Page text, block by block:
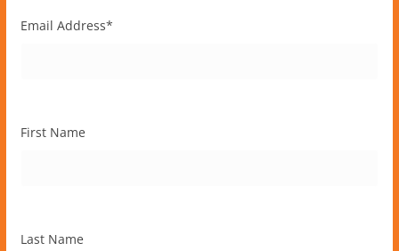
Email Address*
First Name
Last Name